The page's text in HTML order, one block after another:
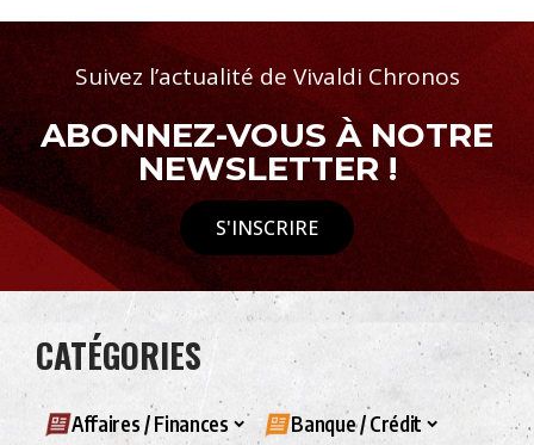
Suivez l’actualité de Vivaldi Chronos
ABONNEZ-VOUS À NOTRE
NEWSLETTER !
S'INSCRIRE
CATÉGORIES
Affaires / Finances Banque / Crédit